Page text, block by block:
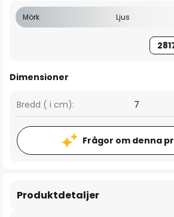
Mörk Ljus
Dimensioner
Bredd ( i cm): 7
Frågor om denna
Produktdetaljer